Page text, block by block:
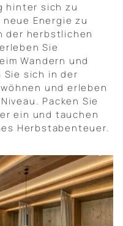
hinter sich zu
Energie zu
der herbstlichen
Sie
Wandern und
Sie sich in der
und erleben
Packen Sie
ein und tauchen
Herbstabenteuer.